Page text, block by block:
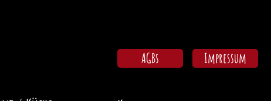
AGBs Impressum